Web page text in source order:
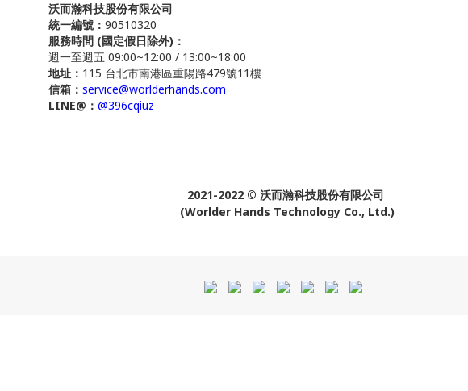
沃而瀚科技股份有限公司
統一編號： 90510320
服務時間 (國定假日除外)：
週一至週五 09:00~12:00 / 13:00~18:00
地址： 115 台北市南港區重陽路479號11樓
信箱： service@worlderhands.com
LINE@： @396cqiuz
2021-2022 © 沃而瀚科技股份有限公司
(Worlder Hands Technology Co., Ltd.)